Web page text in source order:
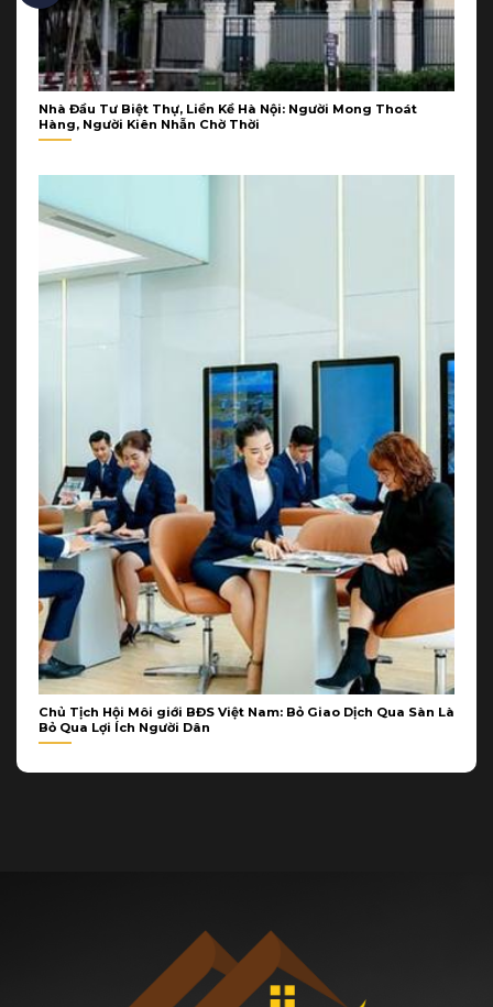
Nhà Đầu Tư Biệt Thự, Liền Kề Hà Nội: Người Mong Thoát
Hàng, Người Kiên Nhẫn Chờ Thời
Chủ Tịch Hội Môi giới BĐS Việt Nam: Bỏ Giao Dịch Qua Sàn Là
Bỏ Qua Lợi Ích Người Dân